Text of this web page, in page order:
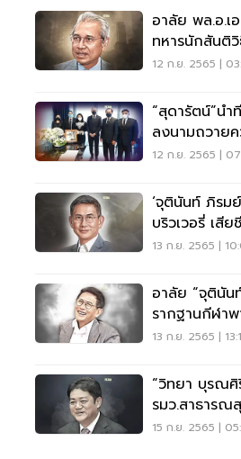
อาลัย พล.อ.เ
ทหารนักสันติ
12 ก.ย. 2565 |
“สุดารัตน์”นำ
ลงนามถวาย
เบธที่ 2
12 ก.ย. 2565 |
‘จุตินันท์ ภิรม
บริวเวอรี่ เสี
13 ก.ย. 2565 |
อาลัย “จุตินั
รากฐานกีฬา
13 ก.ย. 2565 |
“วิทยา บุรณ
รมว.สาธารณ
วูบหมดสติ
15 ก.ย. 2565 |